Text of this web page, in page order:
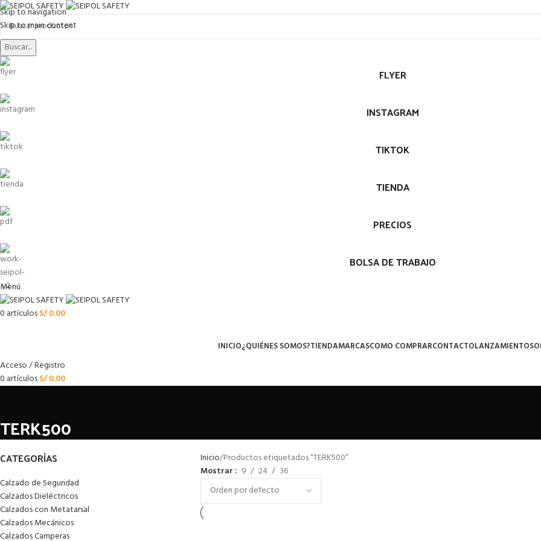
Skip to navigation
Skip to main content
Buscar...
FLYER
INSTAGRAM
TIKTOK
TIENDA
PRECIOS
BOLSA DE TRABAJO
Menú
0 artículosS/0.00
INICIO¿QUIÉNES SOMOS?TIENDAMARCASCOMO COMPRARCONTACTOLANZAMIENTOS
Acceso / Registro
0 artículosS/0.00
TERK500
CATEGORÍAS
Calzado de Seguridad
Calzados Dieléctricos
Calzados con Metatarsal
Calzados Mecánicos
Calzados Camperas
Inicio Productos etiquetados “TERK500”
Mostrar
9 24 36